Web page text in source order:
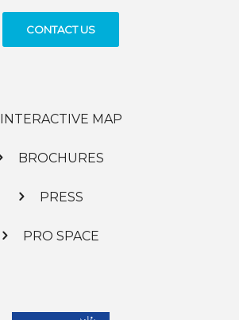
CONTACT US
INTERACTIVE MAP
BROCHURES
PRESS
PRO SPACE